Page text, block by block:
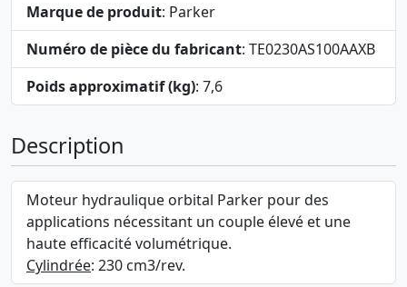
Marque de produit: Parker
Numéro de pièce du fabricant: TE0230AS100AAXB
Poids approximatif (kg): 7,6
Description
Moteur hydraulique orbital Parker pour des
applications nécessitant un couple élevé et une
haute efficacité volumétrique.
Cylindrée: 230 cm3/rev.